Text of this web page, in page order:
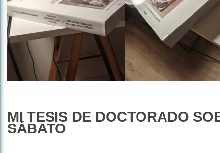
MI TESIS DE DOCTORADO
SÁBATO